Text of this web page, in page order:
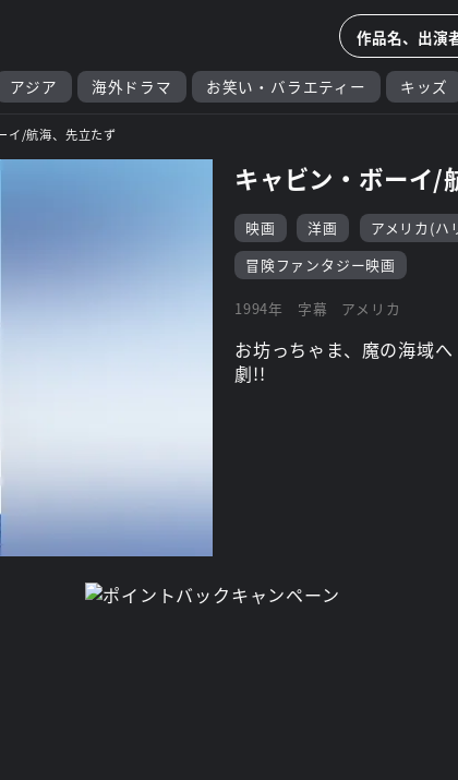
アジア 海外ドラマ お笑い・バラエティー キッズ
イ/航海、先立たず
キャビン・ボーイ/
映画 洋画 アメリカ(ハ
冒険ファンタジー映画
1994年 字幕 アメリカ
お坊っちゃま、魔の海域
劇!!